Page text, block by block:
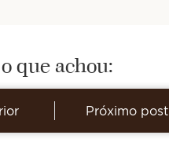
que achou:
Próximo post